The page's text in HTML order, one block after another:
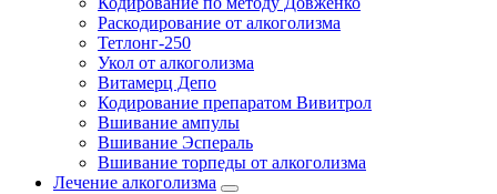
Раскодирование от алкоголизма
Тетлонг-250
Укол от алкоголизма
Витамерц Депо
Кодирование препаратом Вивитрол
Вшивание ампулы
Вшивание Эспераль
Вшивание торпеды от алкоголизма
Лечение алкоголизма